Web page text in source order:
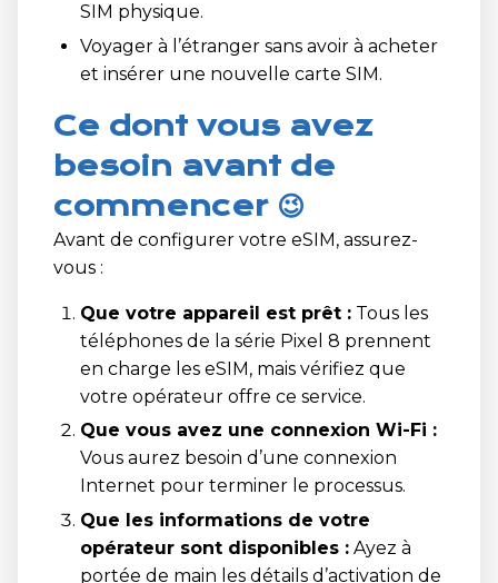
SIM physique.
Voyager à l’étranger sans avoir à acheter
et insérer une nouvelle carte SIM.
Ce dont vous avez
besoin avant de
commencer 😉
Avant de configurer votre eSIM, assurez-
vous :
Que votre appareil est prêt : Tous les
téléphones de la série Pixel 8 prennent
en charge les eSIM, mais vérifiez que
votre opérateur offre ce service.
Que vous avez une connexion Wi-Fi :
Vous aurez besoin d’une connexion
Internet pour terminer le processus.
Que les informations de votre
opérateur sont disponibles : Ayez à
portée de main les détails d’activation de